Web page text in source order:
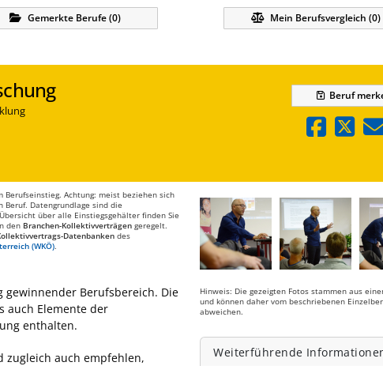
Gemerkte Berufe(0) Mein Berufsvergleich (0)
Beruf
Achtung: meist beziehen sich
Beruf. Datengrundlage sind die
über alle Einstiegsgehälter finden Sie
den Branchen-Kollektivverträgen geregelt.
Datenbanken des
(WKÖ).
gewinnender Berufsbereich. Die
auch Elemente der
enthalten.
zugleich auch empfehlen,
Hinweis: Die gezeigten Fotos stammen aus
und können daher vom beschriebenen
abweichen.
Weiterführende